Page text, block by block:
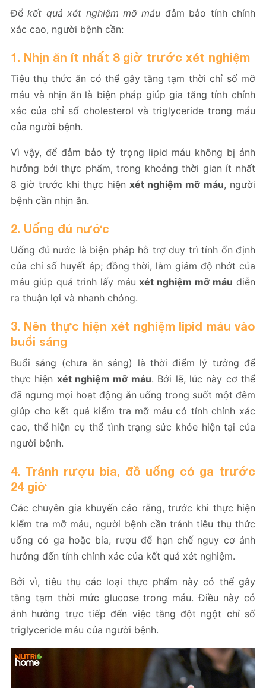
Đểkết quả xét nghiệm mỡ máu đảm bảo tính chính
xác cao, người bệnh cần:
1. Nhịn ăn ít nhất 8 giờ trước xét nghiệm
Tiêu thụ thức ăn có thể gây tăng tạm thời chỉ số mỡ
máu và nhịn ăn là biện pháp giúp gia tăng tính chính
xác của chỉ số cholesterol và triglyceride trong máu
của người bệnh.
Vì vậy, để đảm bảo tỷ trọng lipid máu không bị ảnh
hưởng bởi thực phẩm, trong khoảng thời gian ít nhất
8 giờ trước khi thực hiện xét nghiệm mỡ máu, người
bệnh cần nhịn ăn.
2. Uống đủ nước
Uống đủ nước là biện pháp hỗ trợ duy trì tính ổn định
của chỉ số huyết áp; đồng thời, làm giảm độ nhớt của
máu giúp quá trình lấy máuxét nghiệm mỡ máu diễn
ra thuận lợi và nhanh chóng.
3. Nên thực hiện xét nghiệm lipid máu vào
buổi sáng
Buổi sáng (chưa ăn sáng) là thời điểm lý tưởng để
thực hiện xét nghiệm mỡ máu. Bởi lẽ, lúc này cơ thể
đã ngưng mọi hoạt động ăn uống trong suốt một đêm
giúp cho kết quả kiểm tra mỡ máu có tính chính xác
cao, thể hiện cụ thể tình trạng sức khỏe hiện tại của
người bệnh.
4. Tránh rượu bia, đồ uống có ga trước
24 giờ
Các chuyên gia khuyến cáo rằng, trước khi thực hiện
kiểm tra mỡ máu, người bệnh cần tránh tiêu thụ thức
uống có ga hoặc bia, rượu để hạn chế nguy cơ ảnh
hưởng đến tính chính xác của kết quả xét nghiệm.
Bởi vì, tiêu thụ các loại thực phẩm này có thể gây
tăng tạm thời mức glucose trong máu. Điều này có
ảnh hưởng trực tiếp đến việc tăng đột ngột chỉ số
triglyceride máu của người bệnh.